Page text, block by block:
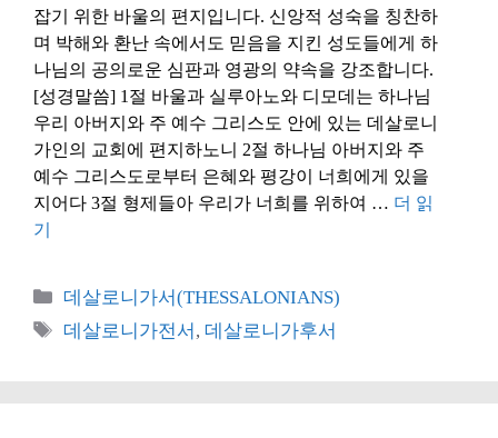
잡기 위한 바울의 편지입니다. 신앙적 성숙을 칭찬하
며 박해와 환난 속에서도 믿음을 지킨 성도들에게 하
나님의 공의로운 심판과 영광의 약속을 강조합니다.
[성경말씀] 1절 바울과 실루아노와 디모데는 하나님
우리 아버지와 주 예수 그리스도 안에 있는 데살로니
가인의 교회에 편지하노니 2절 하나님 아버지와 주
예수 그리스도로부터 은혜와 평강이 너희에게 있을
지어다 3절 형제들아 우리가 너희를 위하여 … 더 읽
기
카
테
데살로니가서(THESSALONIANS)
태
데살로니가전서 ,데살로니가후서